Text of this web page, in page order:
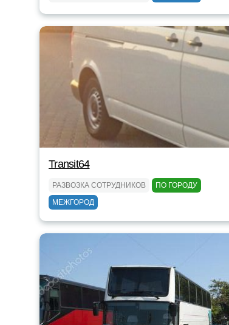
Transit64
РАЗВОЗКА СОТРУДНИКОВ
ПО ГОРОДУ
МЕЖГОРОД